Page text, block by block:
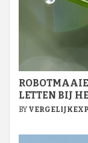
LETTEN BIJ
BY